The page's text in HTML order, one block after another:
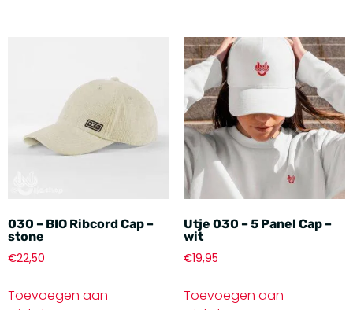
030 – BIO Ribcord Cap –
stone
€22,50
Toevoegen aan
Utje 030 – 5 Panel Cap –
wit
€19,95
Toevoegen aan